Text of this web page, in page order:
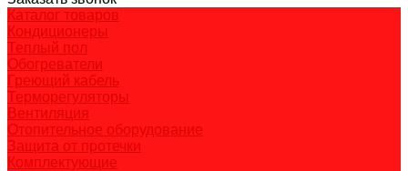
Каталог товаров
Кондиционеры
Теплый пол
Обогреватели
Греющий кабель
Терморегуляторы
Вентиляция
Отопительное оборудование
Защита от протечки
Комплектующие